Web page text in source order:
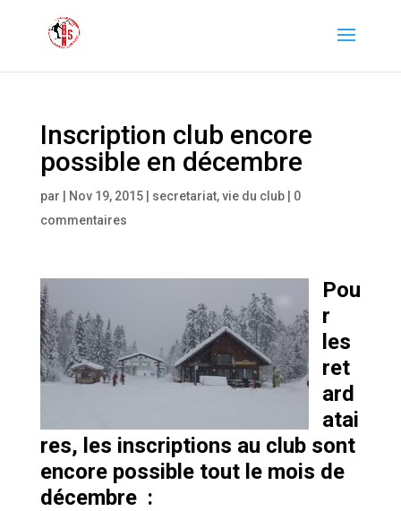
Inscription club encore
possible en décembre
par Nov 19, 2015| secretariat,vie du club| 0
commentaires
Pou
r
les
ret
ard
atai
res, les inscriptions au club sont
encore possible tout le mois de
décembre :